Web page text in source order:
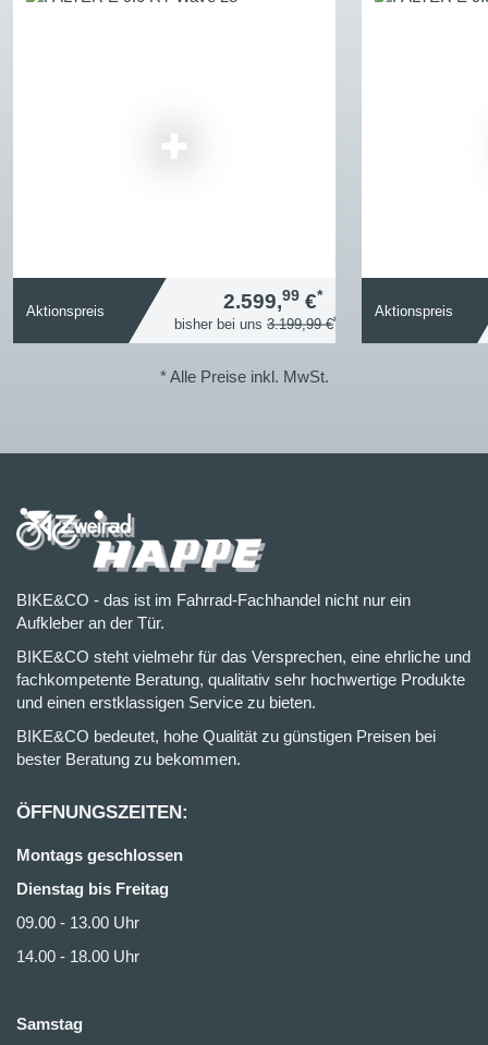
Aktionspreis 2.599,99 €*
bisher bei uns 3.199,99 €*
Aktionspreis
* Alle Preise inkl. MwSt.
BIKE&CO - das ist im Fahrrad-Fachhandel nicht nur ein
Aufkleber an der Tür.
BIKE&CO steht vielmehr für das Versprechen, eine ehrliche und
fachkompetente Beratung, qualitativ sehr hochwertige Produkte
und einen erstklassigen Service zu bieten.
BIKE&CO bedeutet, hohe Qualität zu günstigen Preisen bei
bester Beratung zu bekommen.
ÖFFNUNGSZEITEN:
Montags geschlossen
Dienstag bis Freitag
09.00 - 13.00 Uhr
14.00 - 18.00 Uhr
Samstag